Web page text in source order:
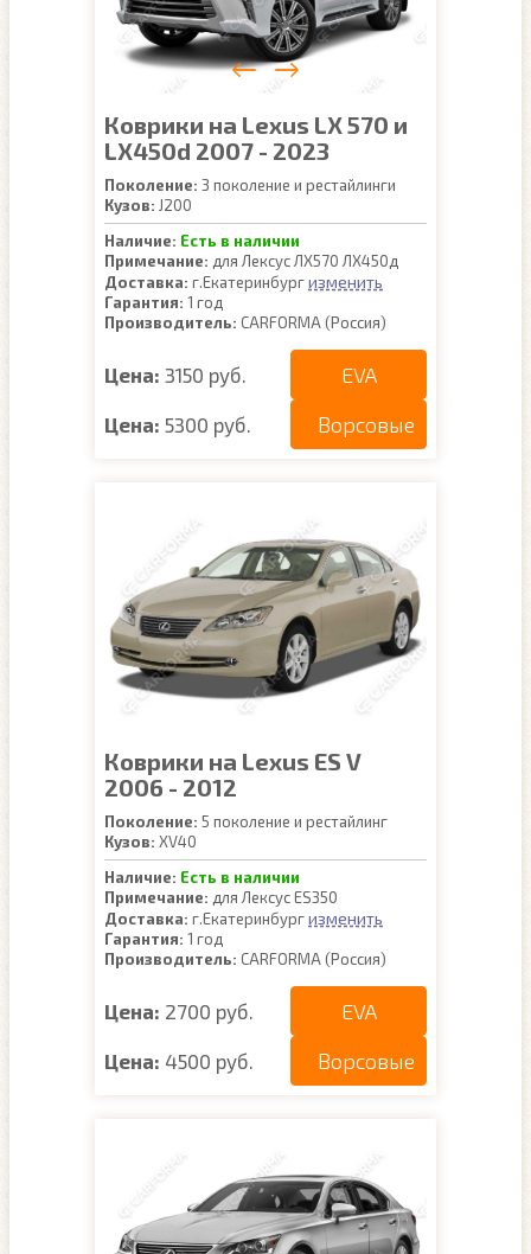
Коврики на Lexus LX 570 и
LX450d 2007 - 2023
Поколение: 3 поколение и рестайлинги
Кузов: J200
Наличие: Есть в наличии
Примечание: для Лексус ЛХ570 ЛХ450д
Доставка: г.Екатеринбургизменить
Гарантия: 1 год
Производитель: CARFORMA (Россия)
Цена: 3150 руб. EVA
Цена: 5300 руб. Ворсовые
Коврики на Lexus ES V
2006 - 2012
Поколение: 5 поколение и рестайлинг
Кузов: XV40
Наличие: Есть в наличии
Примечание: для Лексус ES350
Доставка: г.Екатеринбургизменить
Гарантия: 1 год
Производитель: CARFORMA (Россия)
Цена: 2700 руб. EVA
Цена: 4500 руб. Ворсовые